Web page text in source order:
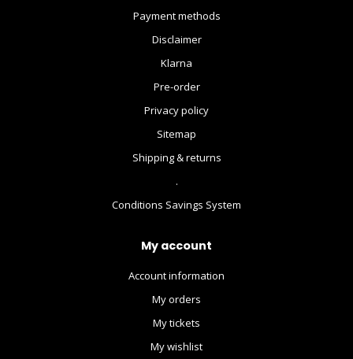
Payment methods
Disclaimer
Klarna
Pre-order
Privacy policy
Sitemap
Shipping & returns
.
Conditions Savings System
My account
Account information
My orders
My tickets
My wishlist